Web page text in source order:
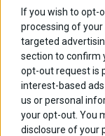
If you wish to opt-
processing of
targeted
section to confirm
opt-out request is
interest-based
us or personal
your opt-out. You
disclosure of your
Βασική τιμή
X-Grip
Προσθήκη X-Grip